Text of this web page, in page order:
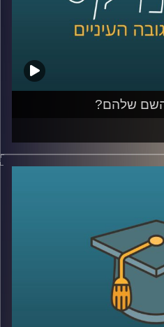
השם שלהם?
או התורשה?
דעות ומחקרים לכאן ולכאן.
הפנים שלנו.
ד״ר יונת צוובנר, בית ספר
רייכמן.